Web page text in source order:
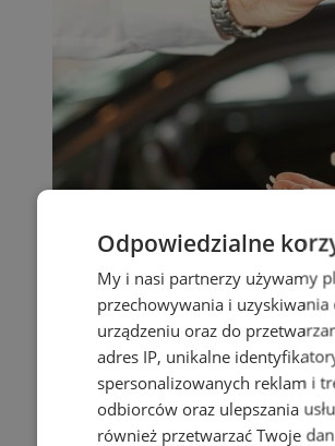
Odpowiedzialne
My i nasi partnerzy używamy
przechowywania i
urządzeniu oraz do
adres IP, unikalne
spersonalizowanych reklam i
odbiorców oraz ulepszania
również przetwarzać Twoje